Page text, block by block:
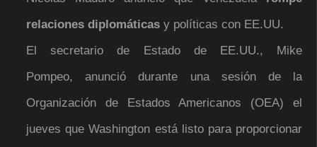
relaciones diplomáticas y políticas con EE.UU.
El secretario de Estado de EE.UU., Mike
Pompeo, anunció durante una sesión de la
Organización de Estados Americanos (OEA) el
jueves que Washington está listo para proporcionar